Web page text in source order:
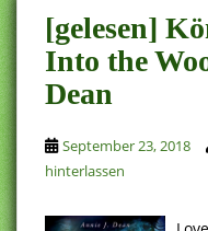
n
t
e
n
t
[gelesen]
Into the
Dean
September 23, 2018
hinterlassen